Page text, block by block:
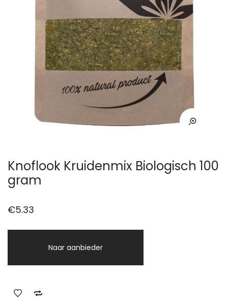
Knoflook Kruidenmix Biologisch 100
gram
€5.33
Naar aanbieder